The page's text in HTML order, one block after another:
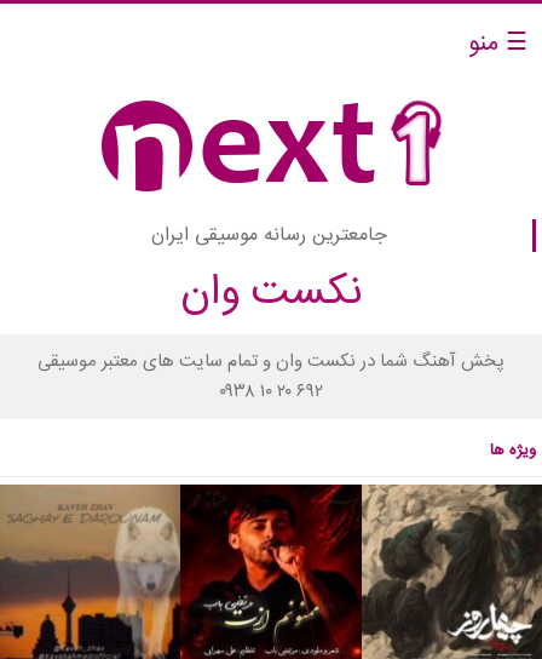
☰ منو
جامعترین رسانه موسیقی ایران
نکست وان
پخش آهنگ شما در نکست وان و تمام سایت های معتبر موسیقی
۰۹۳۸ ۱۰ ۲۰ ۶۹۲
ویژه ها